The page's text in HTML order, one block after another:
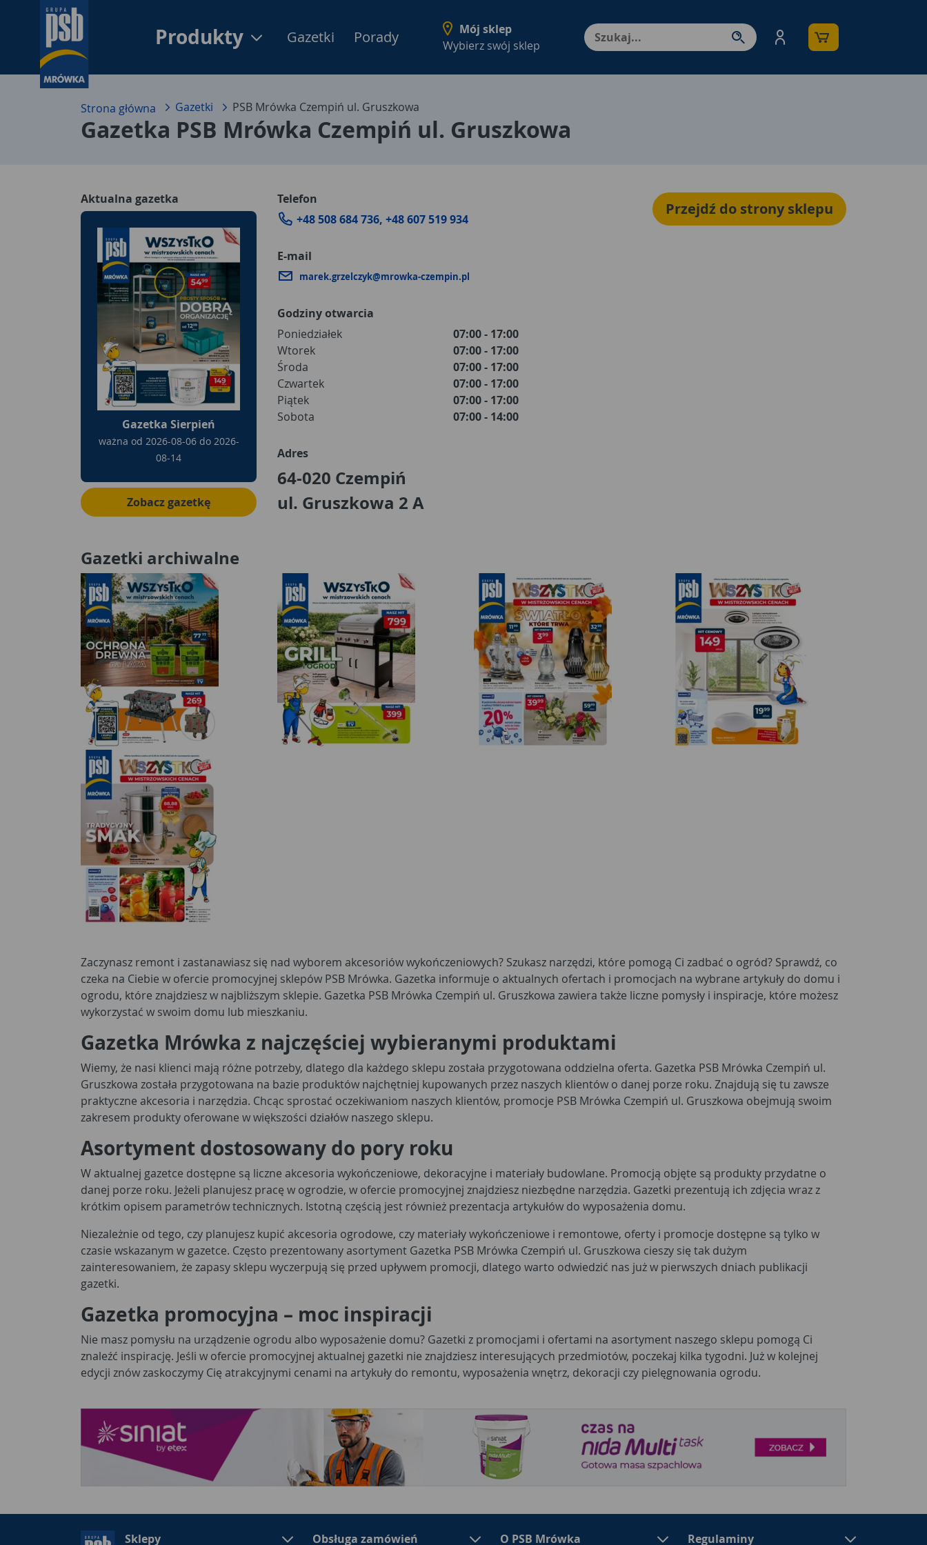
Produkty Menu Produktów, nawigacja: Enter - przejdź do strony produktów. Spacja – otwórz/
Gazetki Porady
Mój sklep
Wybierz swój sklep
Strona główna Gazetki PSB Mrówka Czempiń ul. Gruszkowa
Gazetka PSB Mrówka Czempiń ul. Gruszkowa
Aktualna gazetka
Gazetka Sierpień
ważna od 2026-08-06do 2026-
08-14
Zobacz gazetkę
Telefon
+48 508 684 736, +48 607 519 934
E-mail
marek.grzelczyk@mrowka-czempin.pl
Godziny otwarcia
Poniedziałek
07:00 - 17:00
Wtorek
07:00 - 17:00
Środa
07:00 - 17:00
Czwartek
07:00 - 17:00
Piątek
07:00 - 17:00
Sobota
07:00 - 14:00
Adres
64-020 Czempiń
ul. Gruszkowa 2 A
Przejdź do strony sklepu
Gazetki archiwalne
Zaczynasz remont i zastanawiasz się nad wyborem akcesoriów wykończeniowych? Szukasz narzędzi, które pomogą Ci zadbać o ogród? Sprawdź, co
czeka na Ciebie w ofercie promocyjnej sklepów PSB Mrówka. Gazetka informuje o aktualnych ofertach i promocjach na wybrane artykuły do domu i
ogrodu, które znajdziesz w najbliższym sklepie. Gazetka PSB Mrówka Czempiń ul. Gruszkowa zawiera także liczne pomysły i inspiracje, które możesz
wykorzystać w swoim domu lub mieszkaniu.
Gazetka Mrówka z najczęściej wybieranymi produktami
Wiemy, że nasi klienci mają różne potrzeby, dlatego dla każdego sklepu została przygotowana oddzielna oferta. Gazetka PSB Mrówka Czempiń ul.
Gruszkowa została przygotowana na bazie produktów najchętniej kupowanych przez naszych klientów o danej porze roku. Znajdują się tu zawsze
praktyczne akcesoria i narzędzia. Chcąc sprostać oczekiwaniom naszych klientów, promocje PSB Mrówka Czempiń ul. Gruszkowa obejmują swoim
zakresem produkty oferowane w większości działów naszego sklepu.
Asortyment dostosowany do pory roku
W aktualnej gazetce dostępne są liczne akcesoria wykończeniowe, dekoracyjne i materiały budowlane. Promocją objęte są produkty przydatne o
danej porze roku. Jeżeli planujesz pracę w ogrodzie, w ofercie promocyjnej znajdziesz niezbędne narzędzia. Gazetki prezentują ich zdjęcia wraz z
krótkim opisem parametrów technicznych. Istotną częścią jest również prezentacja artykułów do wyposażenia domu.
Niezależnie od tego, czy planujesz kupić akcesoria ogrodowe, czy materiały wykończeniowe i remontowe, oferty i promocje dostępne są tylko w
czasie wskazanym w gazetce. Często prezentowany asortyment Gazetka PSB Mrówka Czempiń ul. Gruszkowa cieszy się tak dużym
zainteresowaniem, że zapasy sklepu wyczerpują się przed upływem promocji, dlatego warto odwiedzić nas już w pierwszych dniach publikacji
gazetki.
Gazetka promocyjna – moc inspiracji
Nie masz pomysłu na urządzenie ogrodu albo wyposażenie domu? Gazetki z promocjami i ofertami na asortyment naszego sklepu pomogą Ci
znaleźć inspirację. Jeśli w ofercie promocyjnej aktualnej gazetki nie znajdziesz interesujących przedmiotów, poczekaj kilka tygodni. Już w kolejnej
edycji znów zaskoczymy Cię atrakcyjnymi cenami na artykuły do remontu, wyposażenia wnętrz, dekoracji czy pielęgnowania ogrodu.
Sklepy Obsługa zamówień O PSB Mrówka Regulaminy